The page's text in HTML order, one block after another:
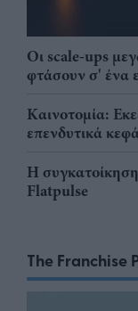
Οι scale-ups
φτάσουν σ' ένα
Καινοτομία:
επενδυτικά
Η
Flatpulse
The Franchise